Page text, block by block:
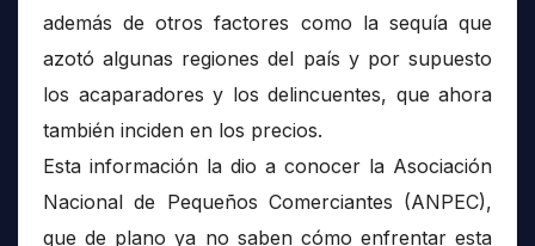
además de otros factores como la sequía que
azotó algunas regiones del país y por supuesto
los acaparadores y los delincuentes, que ahora
también inciden en los precios.
Esta información la dio a conocer la Asociación
Nacional de Pequeños Comerciantes (ANPEC),
que de plano ya no saben cómo enfrentar esta